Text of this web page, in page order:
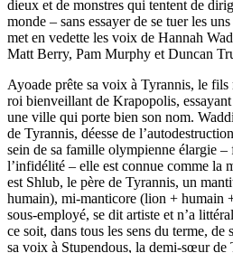
dieux et de monstres qui tentent de
monde – sans essayer de se tuer les
met en vedette les voix de Hannah
Matt Berry, Pam Murphy et Duncan
Ayoade prête sa voix à Tyrannis, le fils
roi bienveillant de Krapopolis,
une ville qui porte bien son nom.
de Tyrannis, déesse de
sein de sa famille olympienne élargie –
l’infidélité – elle est connue comme la
est Shlub, le père de Tyrannis, un
humain), mi-manticore (lion + humain
sous-employé, se dit artiste et n’a
ce soit, dans tous les sens du terme,
sa voix à Stupendous, la demi-sœur